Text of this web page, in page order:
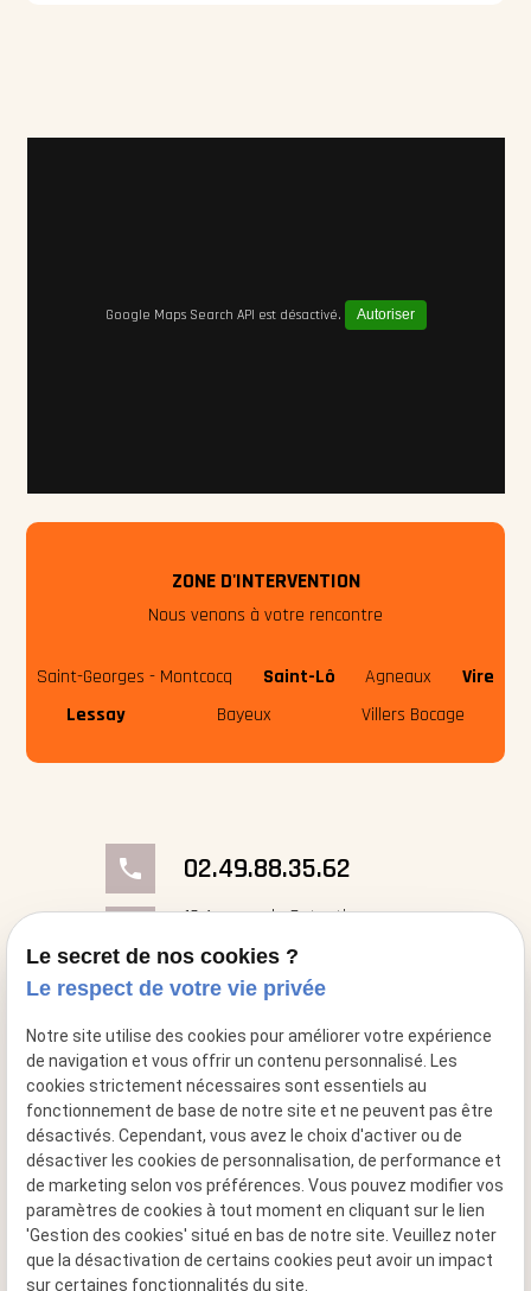
Google Maps Search API est désactivé. Autoriser
ZONE D'INTERVENTION
Nous venons à votre rencontre
Saint-Georges - Montcocq Saint-Lô Agneaux
Vire
Lessay
Bayeux Villers Bocage
phone 02.49.88.35.62
18 Avenue du Cotentin
50000 Saint-Georges- Montcocq
mail contact@cheminee-artflam.fr
Le secret de nos cookies ?
Le respect de votre vie privée
Notre site utilise des cookies pour améliorer votre expérience
de navigation et vous offrir un contenu personnalisé. Les
cookies strictement nécessaires sont essentiels au
fonctionnement de base de notre site et ne peuvent pas être
désactivés. Cependant, vous avez le choix d'activer ou de
désactiver les cookies de personnalisation, de performance et
de marketing selon vos préférences. Vous pouvez modifier vos
paramètres de cookies à tout moment en cliquant sur le lien
'Gestion des cookies' situé en bas de notre site. Veuillez noter
que la désactivation de certains cookies peut avoir un impact
sur certaines fonctionnalités du site.